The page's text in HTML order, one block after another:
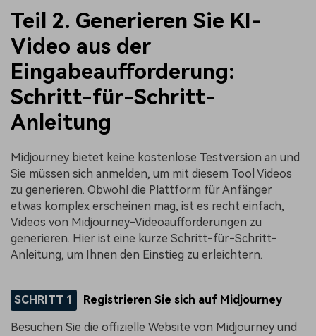
Teil 2. Generieren Sie KI-
Video aus der
Eingabeaufforderung:
Schritt-für-Schritt-
Anleitung
Midjourney bietet keine kostenlose Testversion an und
Sie müssen sich anmelden, um mit diesem Tool Videos
zu generieren. Obwohl die Plattform für Anfänger
etwas komplex erscheinen mag, ist es recht einfach,
Videos von Midjourney-Videoaufforderungen zu
generieren. Hier ist eine kurze Schritt-für-Schritt-
Anleitung, um Ihnen den Einstieg zu erleichtern.
SCHRITT 1 Registrieren Sie sich auf Midjourney
Besuchen Sie die offizielle Website von Midjourney und